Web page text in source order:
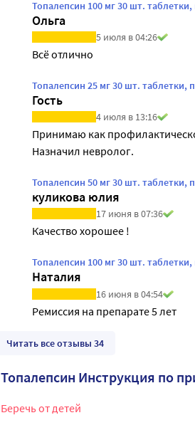
Топалепсин 100 мг 30 шт.
Ольга
5 июля в 04:26
Всё отлично
Топалепсин 25 мг 30 шт.
Гость
4 июля в 13:16
Принимаю как
Назначил невролог.
Топалепсин 50 мг 30 шт.
куликова юлия
17 июня в 07:36
Качество хорошее !
Топалепсин 100 мг 30 шт.
Наталия
16 июня в 04:54
Ремиссия на препарате 5 лет
Читать все отзывы 34
Топалепсин Инструкция по
Беречь от детей